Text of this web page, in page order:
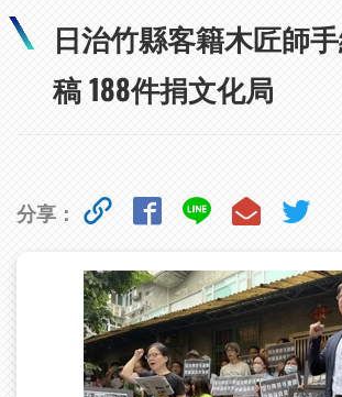
日治竹縣客籍木匠師
稿 188件捐文化局
分享：